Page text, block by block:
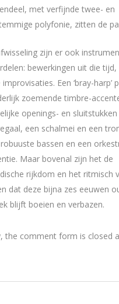
met verfijnde twee- en
polyfonie, zitten de
zijn er ook
bewerkingen uit die
Een ‘bray-harp’
zoemende timbre-
openings- en
een schalmei en een
bassen en een
Maar bovenal zijn het de
rijkdom en het ritmisch
dat deze bijna zes eeuwen
blijft boeien en verbazen.
the comment form is closed